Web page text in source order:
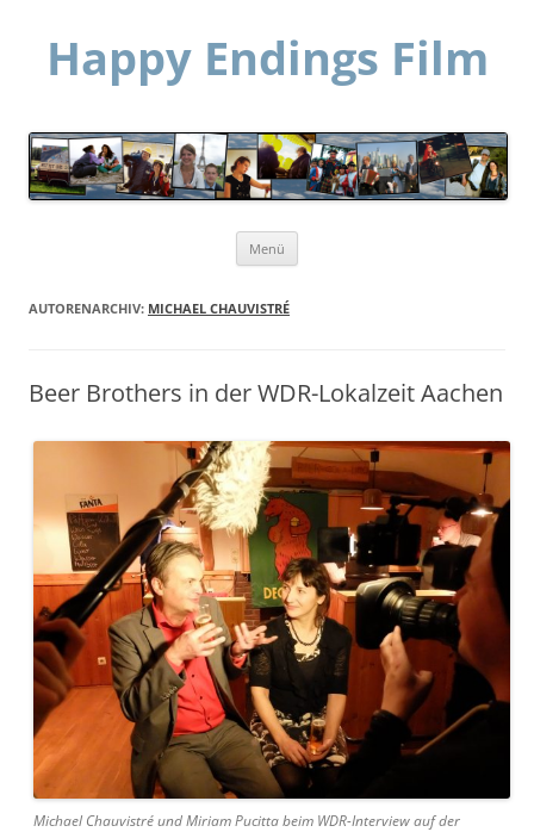
Happy Endings Film
Menü
AUTORENARCHIV: MICHAEL CHAUVISTRÉ
Beer Brothers in der WDR-Lokalzeit Aachen
Michael Chauvistré und Miriam Pucitta beim WDR-Interview auf der